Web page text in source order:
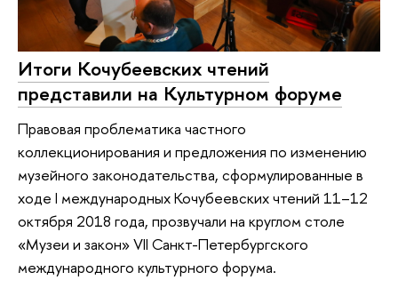
Итоги Кочубеевских чтений
представили на Культурном форуме
Правовая проблематика частного
коллекционирования и предложения по изменению
музейного законодательства, сформулированные в
ходе I международных Кочубеевских чтений 11–12
октября 2018 года, прозвучали на круглом столе
«Музеи и закон» VII Санкт-Петербургского
международного культурного форума.